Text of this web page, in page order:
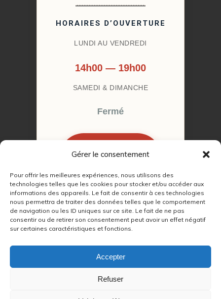
Gérer le consentement
Pour offrir les meilleures expériences, nous utilisons des
technologies telles que les cookies pour stocker et/ou accéder aux
informations des appareils. Le fait de consentir à ces technologies
nous permettra de traiter des données telles que le comportement
de navigation ou les ID uniques sur ce site. Le fait de ne pas
consentir ou de retirer son consentement peut avoir un effet négatif
sur certaines caractéristiques et fonctions.
Accepter
Refuser
HORAIRES D’OUVERTURE
LUNDI AU VENDREDI
14h00 — 19h00
SAMEDI & DIMANCHE
Fermé
RENDEZ-VOUS
© 2022 – 2026Autour du Feu 77
RGPD